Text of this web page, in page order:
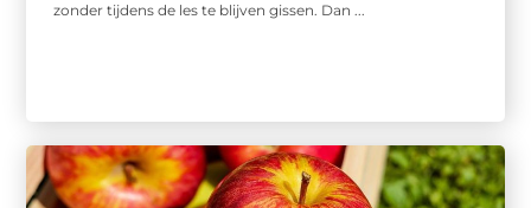
zonder tijdens de les te blijven gissen. Dan ...